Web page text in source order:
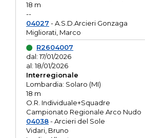
18 m
--
04027 - A.S.D.Arcieri Gonzaga
Migliorati, Marco
R2604007
dal: 17/01/2026
al: 18/01/2026
Interregionale
Lombardia: Solaro (MI)
18 m
O.R. Individuale+Squadre
Campionato Regionale Arco Nudo
04038- Arcieri del Sole
Vidari, Bruno